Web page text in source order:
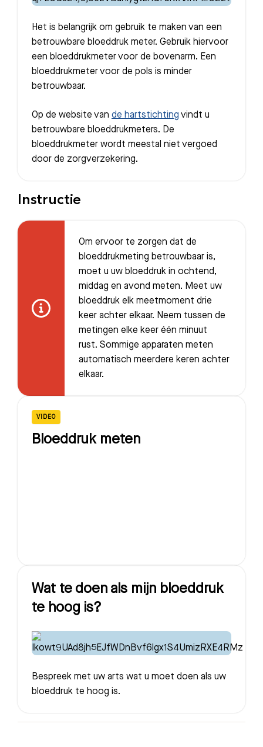
Het is belangrijk om gebruik te maken van een
betrouwbare bloeddruk meter. Gebruik hiervoor
een bloeddrukmeter voor de bovenarm. Een
bloeddrukmeter voor de pols is minder
betrouwbaar.
Op de website van de hartstichting vindt u
betrouwbare bloeddrukmeters. De
bloeddrukmeter wordt meestal niet vergoed
door de zorgverzekering.
Instructie
Om ervoor te zorgen dat de
bloeddrukmeting betrouwbaar is,
moet u uw bloeddruk in ochtend,
middag en avond meten. Meet uw
bloeddruk elk meetmoment drie
keer achter elkaar. Neem tussen de
metingen elke keer één minuut
rust. Sommige apparaten meten
automatisch meerdere keren achter
elkaar.
VIDEO
Bloeddruk meten
Wat te doen als mijn bloeddruk
te hoog is?
Bespreek met uw arts wat u moet doen als uw
bloeddruk te hoog is.